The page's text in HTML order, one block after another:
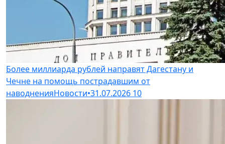
Более миллиарда рублей направят Дагестану и
Чечне на помощь пострадавшим от
наводненияНовости•31.07.2026 10